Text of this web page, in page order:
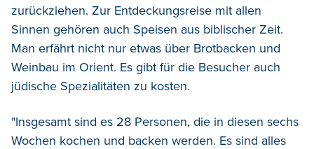
zurückziehen. Zur Entdeckungsreise mit allen
Sinnen gehören auch Speisen aus biblischer Zeit.
Man erfährt nicht nur etwas über Brotbacken und
Weinbau im Orient. Es gibt für die Besucher auch
jüdische Spezialitäten zu kosten.
"Insgesamt sind es 28 Personen, die in diesen sechs
Wochen kochen und backen werden. Es sind alles